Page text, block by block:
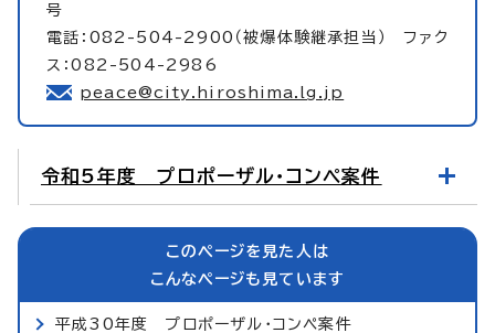
号
電話：082-504-2900（被爆体験継承担当） ファク
ス：082-504-2986
peace@city.hiroshima.lg.jp
令和5年度 プロポーザル・コンペ案件
このページを見た人は
こんなページも見ています
平成30年度 プロポーザル・コンペ案件